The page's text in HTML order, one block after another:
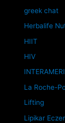
greek chat
Herbalife
HIIT
HIV
La Roche-
Lifting
Lipikar